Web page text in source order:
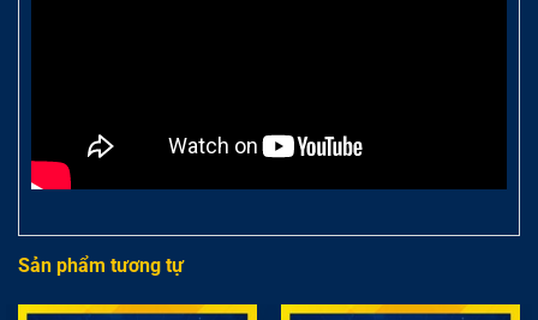
Sản phẩm tương tự